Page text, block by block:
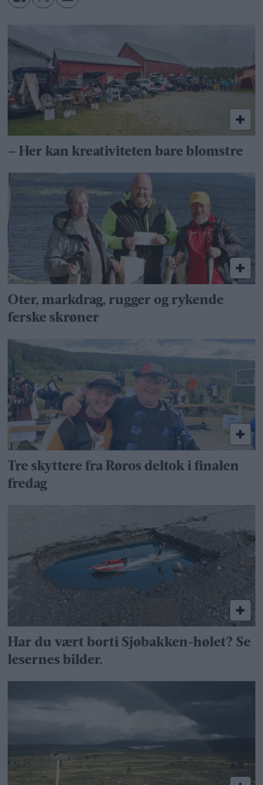
– Her kan kreativiteten bare blomstre
Oter, markdrag, rugger og rykende
ferske skrøner
Tre skyttere fra Røros deltok i finalen
fredag
Har du vært borti Sjøbakken-hølet? Se
lesernes bilder.